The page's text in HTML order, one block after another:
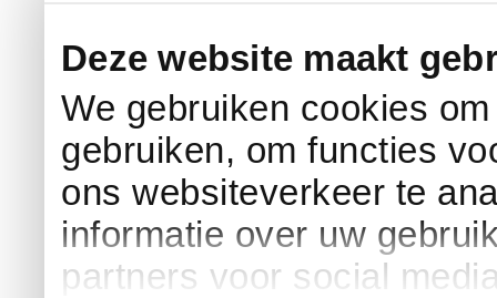
Deze website maakt
We gebruiken cookies
gebruiken, om functies
ons websiteverkeer te
informatie over uw
partners voor social